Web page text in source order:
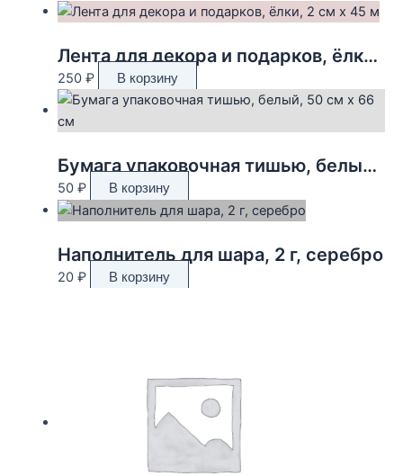
Лента для декора и подарков, ёлки, 2 см х 45 м
250 ₽ В корзину
Бумага упаковочная тишью, белый, 50 см х 66 см
50 ₽ В корзину
Наполнитель для шара, 2 г, серебро
20 ₽ В корзину